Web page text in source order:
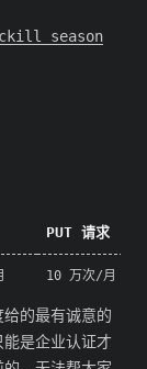
PUT 请求
10 万次/月
的最有诚意的
是企业认证才